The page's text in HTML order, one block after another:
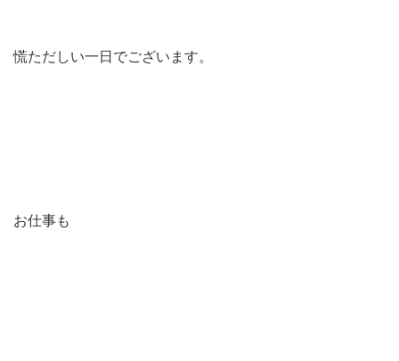
慌ただしい一日でございます。
お仕事も